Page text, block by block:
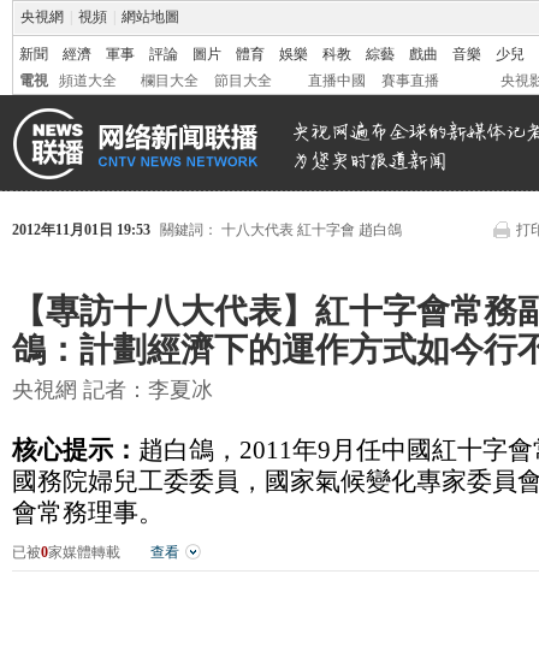
央視網 視頻 網站地圖
新聞 經濟 軍事 評論 圖片 體育 娛樂 科教 綜藝 戲曲 音樂
少兒
電視
頻道大全 欄目大全 節目大全 直播中國 賽事直播 央視
打
2012年11月01日 19:53 關鍵詞： 十八大代表 紅十字會 趙白鴿
【專訪十八大代表】紅十字會常務
鴿：計劃經濟下的運作方式如今行
央視網 記者：李夏冰
核心提示： 趙白鴿，2011年9月任中國紅十字
國務院婦兒工委委員，國家氣候變化專家委員
會常務理事。
已被0家媒體轉載 查看